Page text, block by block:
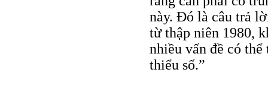
này. Đó là câu trả
từ thập niên 1980,
nhiều vấn đề có
thiểu số.”